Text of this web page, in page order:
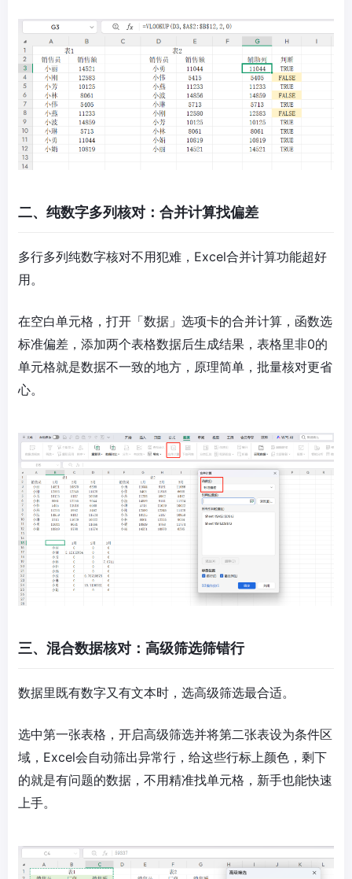
二、纯数字多列核对：合并计算找偏差
多行多列纯数字核对不用犯难，Excel合并计算功能超好
用。
在空白单元格，打开「数据」选项卡的合并计算，函数选
标准偏差，添加两个表格数据后生成结果，表格里非0的
单元格就是数据不一致的地方，原理简单，批量核对更省
心。
三、混合数据核对：高级筛选筛错行
数据里既有数字又有文本时，选高级筛选最合适。
选中第一张表格，开启高级筛选并将第二张表设为条件区
域，Excel会自动筛出异常行，给这些行标上颜色，剩下
的就是有问题的数据，不用精准找单元格，新手也能快速
上手。